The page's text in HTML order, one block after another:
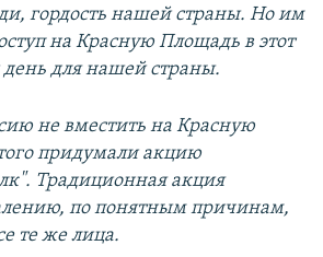
гордость нашей страны. Но им
на Красную Площадь в этот
для нашей страны.
не вместить на Красную
придумали акцию
Традиционная акция
по понятным причинам,
те же лица.